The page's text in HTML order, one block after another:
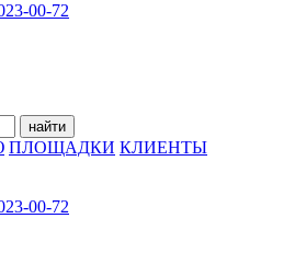
00-72
найти
ПЛОЩАДКИ КЛИЕНТЫ
00-72